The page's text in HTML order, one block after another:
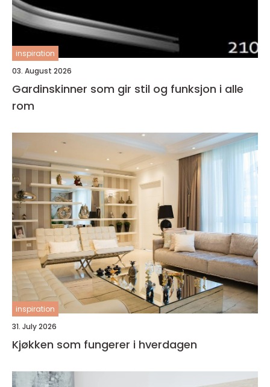
inspiration
03. August 2026
Gardinskinner som gir stil og funksjon i alle
rom
inspiration
31. July 2026
Kjøkken som fungerer i hverdagen